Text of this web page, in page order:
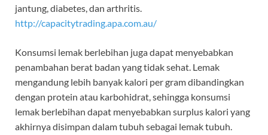
jantung, diabetes, dan arthritis.
http://capacitytrading.apa.com.au/
Konsumsi lemak berlebihan juga dapat menyebabkan
penambahan berat badan yang tidak sehat. Lemak
mengandung lebih banyak kalori per gram dibandingkan
dengan protein atau karbohidrat, sehingga konsumsi
lemak berlebihan dapat menyebabkan surplus kalori yang
akhirnya disimpan dalam tubuh sebagai lemak tubuh.